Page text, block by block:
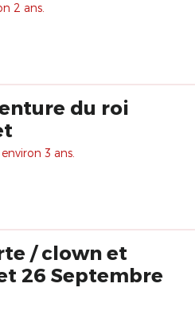
2 ans.
du roi
3 ans.
/ clown et
26 Septembre